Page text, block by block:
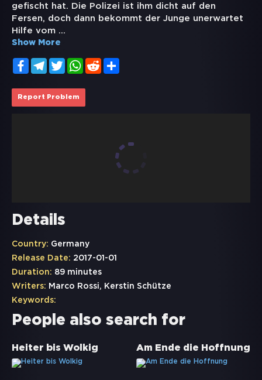
gefischt hat. Die Polizei ist ihm dicht auf den
Fersen, doch dann bekommt der Junge unerwartet
Hilfe vom ...
Show More
FacebookTelegramTwitterWhatsApp
Reddit
Report Problem
Details
Country: Germany
Release Date: 2017-01-01
Duration: 89 minutes
Writers: Marco Rossi, Kerstin Schütze
Keywords:
People also search for
Heiter bis Wolkig Am Ende die Hoffnung